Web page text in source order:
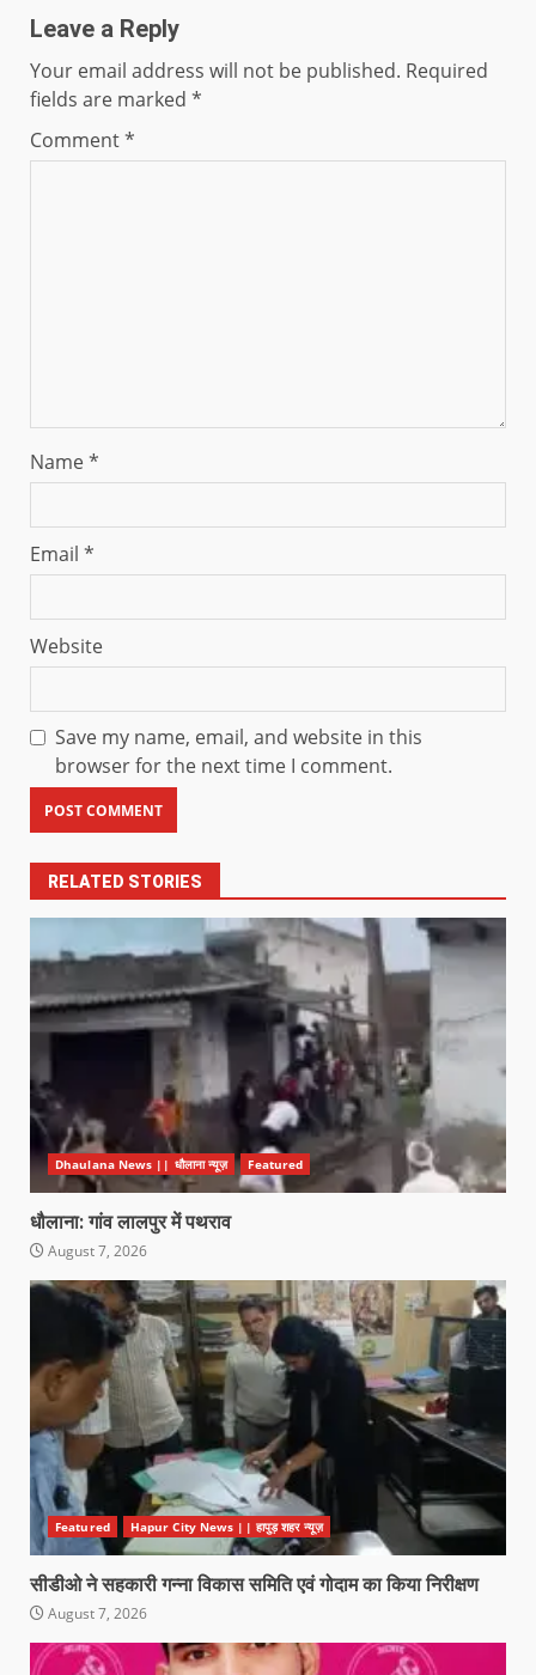
Leave a Reply
Your email address will not be published. Required
fields are marked *
Comment*
Name*
Email *
Website
Save my name, email, and website in this
browser for the next time I comment.
RELATED STORIES
Dhaulana News || धौलाना न्यूज़ Featured
धौलाना: गांव लालपुर में पथराव
August 7, 2026
Featured Hapur City News || हापुड़ शहर न्यूज़
सीडीओ ने सहकारी गन्ना विकास समिति एवं गोदाम का किया निरीक्षण
August 7, 2026